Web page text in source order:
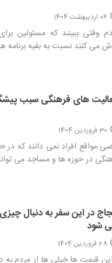
06 اردیبهشت 1404
وقتی ببینند که مسئولین
می کنند نسبت به بقیه
های فرهنگی سبب
30 فروردین 1404
مواقع افراد نمی دانند که در
در حوزه ها و مساجد می
در این سفر به دنبال
شود
28 فروردین 1404
قیمت ها خیلی ها از مردم به